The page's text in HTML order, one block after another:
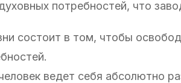
потребностей, что
состоит в том, чтобы
ведет себя абсолютно